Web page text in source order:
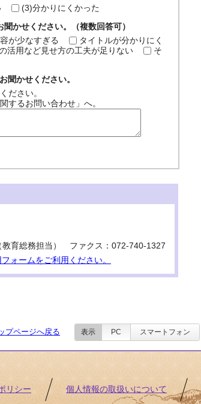
(3)分かりにくかった
かせください。（複数回答可）
が少なすぎる
タイトルが分かりにく
活用など見せ方の工夫が足りない
そ
聞かせください。
ださい。
するお問い合わせ」へ。
育総務担当） ファクス：072-740-1327
ォームをご利用ください。
プページへ戻る 表示 PC スマートフォン
リシー 個人情報の取扱いについて